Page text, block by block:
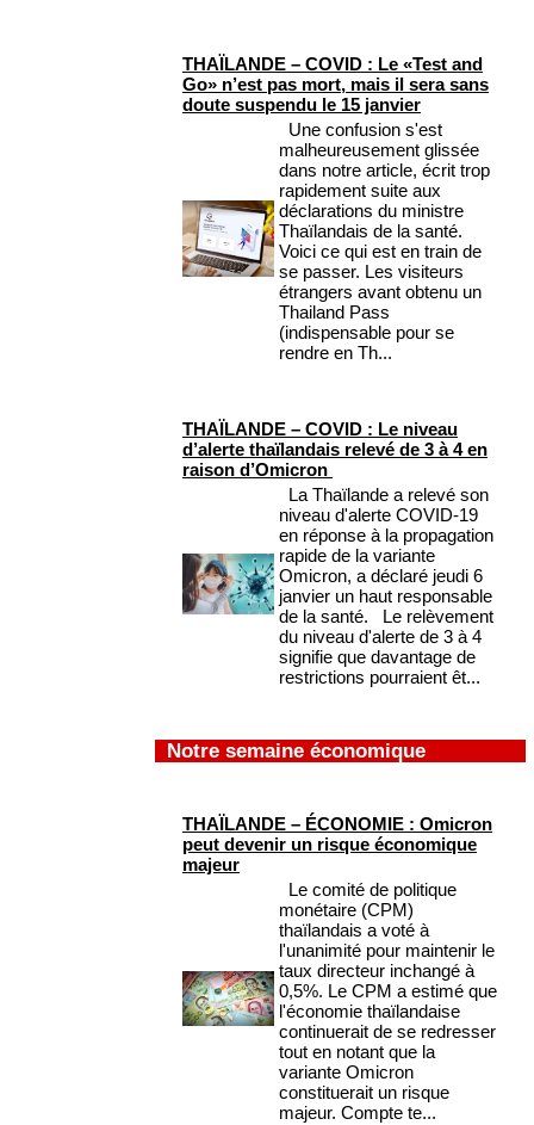
THAÏLANDE – COVID : Le «Test and
Go» n’est pas mort, mais il sera sans
doute suspendu le 15 janvier
Une confusion s'est
malheureusement glissée
dans notre article, écrit trop
rapidement suite aux
déclarations du ministre
Thaïlandais de la santé.
Voici ce qui est en train de
se passer. Les visiteurs
étrangers avant obtenu un
Thailand Pass
(indispensable pour se
rendre en Th...
THAÏLANDE – COVID : Le niveau
d’alerte thaïlandais relevé de 3 à 4 en
raison d’Omicron
La Thaïlande a relevé son
niveau d'alerte COVID-19
en réponse à la propagation
rapide de la variante
Omicron, a déclaré jeudi 6
janvier un haut responsable
de la santé. Le relèvement
du niveau d'alerte de 3 à 4
signifie que davantage de
restrictions pourraient êt...
Notre semaine économique
THAÏLANDE – ÉCONOMIE : Omicron
peut devenir un risque économique
majeur
Le comité de politique
monétaire (CPM)
thaïlandais a voté à
l'unanimité pour maintenir le
taux directeur inchangé à
0,5%. Le CPM a estimé que
l'économie thaïlandaise
continuerait de se redresser
tout en notant que la
variante Omicron
constituerait un risque
majeur. Compte te...